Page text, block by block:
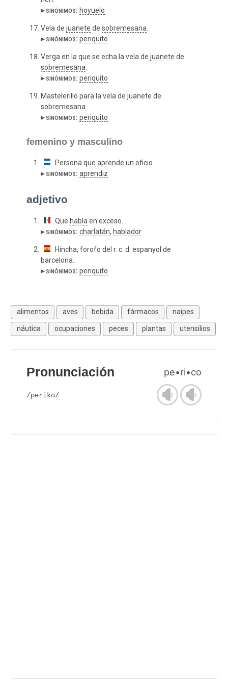
▸ sinónimos: hoyuelo
Vela de juanete de sobremesana
▸ sinónimos: periquito
Verga en la que se echa la vela de juanete de
sobremesana
▸ sinónimos: periquito
Mastelerillo para la vela de juanete de
sobremesana.
▸ sinónimos: periquito
femenino y masculino
Persona que aprende un oficio.
▸ sinónimos: aprendiz
adjetivo
Que habla en exceso.
▸ sinónimos: charlatán, hablador
Hincha, forofo del r. c. d. espanyol de
barcelona.
▸ sinónimos: periquito
alimentos aves bebida fármacos naipes
náutica ocupaciones peces plantas utensilios
Pronunciación pe•ri•co
/peɾiko/